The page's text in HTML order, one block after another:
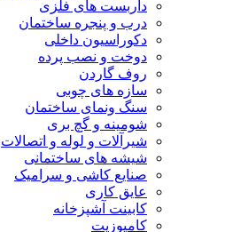
داربست های فلزی
درب و پنجره ساختمان
دکوراسیون داخلی
دوخت و نصب پرده
روف گاردن
سازه های چوبی
سنگ ونمای ساختمان
شومینه و گچ بری
شیرآلات و لوله و اتصالات
شیشه های ساختمانی
صنایع کاشی و سرامیک
عایق کاری
کابینت آشپزخانه
کامپوزیت